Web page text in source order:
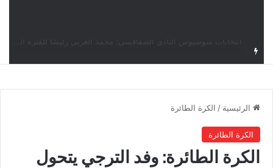
الرئيسية / الكرة الطائرة
الكرة الطائرة
الكرة الطائرة: وفد الترجي يتحول